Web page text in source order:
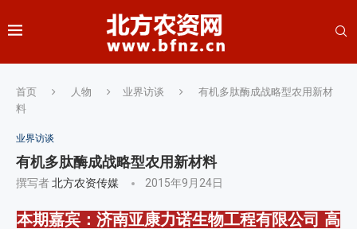
首页 人物 业界访谈
有机多肽酶成战略型农用新材
料
业界访谈
有机多肽酶成战略型农用新材料
撰写者北方农资传媒 2015年9月24日
本期嘉宾：济南亚康力诺生物工程有限公司 高